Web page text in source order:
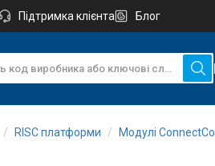
Підтримка клієнта Блог
RISC платформи Модулі